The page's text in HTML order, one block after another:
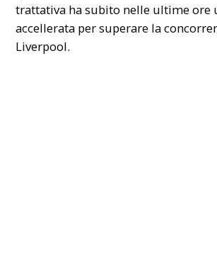
trattativa ha subito nelle ultime ore
accellerata per superare la
Liverpool.